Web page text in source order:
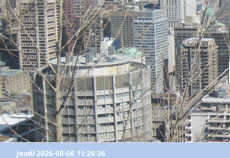
Jeudi 2026-08-06 11:26:36